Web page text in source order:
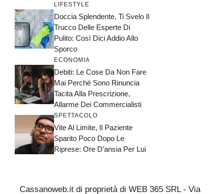
LIFESTYLE
Doccia Splendente, Ti Svelo Il
Trucco Delle Esperte Di
Pulito: Così Dici Addio Allo
Sporco
ECONOMIA
Debiti: Le Cose Da Non Fare
Mai Perché Sono Rinuncia
Tacita Alla Prescrizione,
Allarme Dei Commercialisti
SPETTACOLO
Vite Al Limite, Il Paziente
Sparito Poco Dopo Le
Riprese: Ore D’ansia Per Lui
Cassanoweb.it di proprietà di WEB 365 SRL - Via